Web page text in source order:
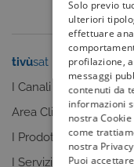
tivùsat
I Canali
Area Clienti
I Prodotti
I Servizi
Solo previo
ulteriori
effettuare
profilazione,
messaggi
contenuti da
informazioni
nostra
come
nostra
Puoi